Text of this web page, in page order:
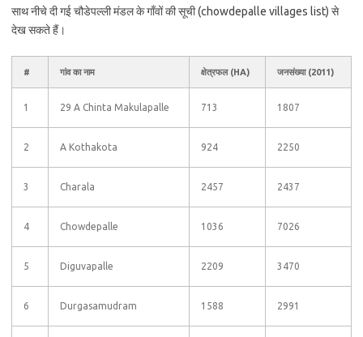
साथ नीचे दी गई चौडेपल्ली मंडल के गाँवों की सूची (chowdepalle villages list) से
देख सकते हैं।
# गांव का नाम क्षेत्रफल (HA) जनसंख्या (2011)
1 29 A Chinta Makulapalle 713 1807
2 A Kothakota 924 2250
3 Charala 2457 2437
4 Chowdepalle 1036 7026
5 Diguvapalle 2209 3470
6 Durgasamudram 1588 2991